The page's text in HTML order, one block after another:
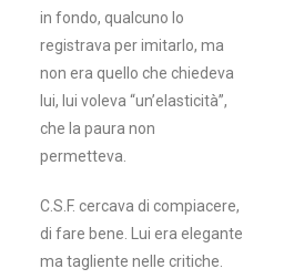
in fondo, qualcuno lo
registrava per imitarlo, ma
non era quello che chiedeva
lui, lui voleva “un’elasticità”,
che la paura non
permetteva.
C.S.F. cercava di compiacere,
di fare bene. Lui era elegante
ma tagliente nelle critiche.